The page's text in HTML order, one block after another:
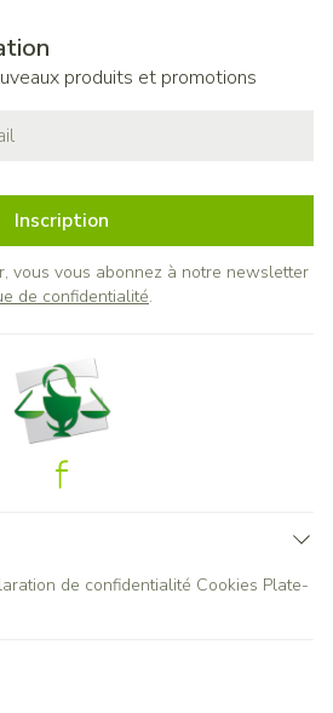
produits et promotions
Inscription
vous vous abonnez à notre newsletter
de confidentialité.
de confidentialité Cookies Plate-